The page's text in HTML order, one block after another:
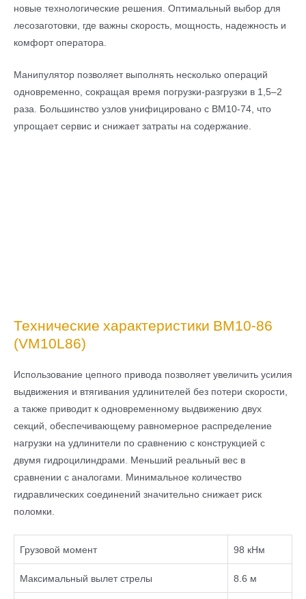
новые технологические решения. Оптимальный выбор для
лесозаготовки, где важны скорость, мощность, надежность и
комфорт оператора.
Манипулятор позволяет выполнять несколько операций
одновременно, сокращая время погрузки-разгрузки в 1,5–2
раза. Большинство узлов унифицировано с ВМ10-74, что
упрощает сервис и снижает затраты на содержание.
Технические характеристики ВМ10-86
(VM10L86)
Использование цепного привода позволяет увеличить усилия
выдвижения и втягивания удлинителей без потери скорости,
а также приводит к одновременному выдвижению двух
секций, обеспечивающему равномерное распределение
нагрузки на удлинители по сравнению с конструкцией с
двумя гидроцилиндрами. Меньший реальный вес в
сравнении с аналогами. Минимальное количество
гидравлических соединений значительно снижает риск
поломки.
Грузовой момент 98 кНм
Максимальный вылет стрелы 8.6 м